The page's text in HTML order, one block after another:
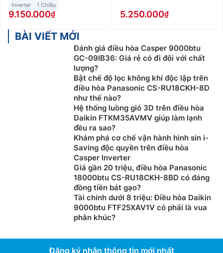
Inverter 1 Chiều
9.150.000 5.250.000
BÀI VIẾT MỚI
Đánh giá điều hòa Casper 9000btu
GC-09IB36: Giá rẻ có đi đôi với chất
lượng?
Bật chế độ lọc không khí độc lập trên
điều hòa Panasonic CS-RU18CKH-8D
như thế nào?
Hệ thống luồng gió 3D trên điều hòa
Daikin FTKM35AVMV giúp làm lạnh
đều ra sao?
Khám phá cơ chế vận hành hình sin i-
Saving độc quyền trên điều hòa
Casper Inverter
Giá gần 20 triệu, điều hòa Panasonic
18000btu CS-RU18CKH-8BD có đáng
đồng tiền bát gạo?
Tài chính dưới 8 triệu: Điều hòa Daikin
9000btu FTF25XAV1V có phải là vua
phân khúc?
Đăng ký nhận thông tin mới nhất